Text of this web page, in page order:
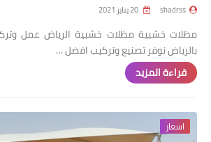
shadrss
مظلات خشبية مظلات خشبية الرياض عمل
بالرياض نوفر تصنيع وتركيب افضل …
قراءة المزيد
اسعار